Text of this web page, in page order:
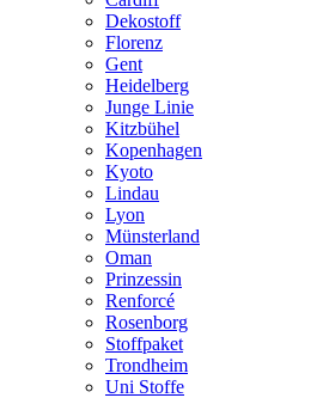
Dekostoff
Florenz
Gent
Heidelberg
Junge Linie
Kitzbühel
Kopenhagen
Kyoto
Lindau
Lyon
Münsterland
Oman
Prinzessin
Renforcé
Rosenborg
Stoffpaket
Trondheim
Uni Stoffe